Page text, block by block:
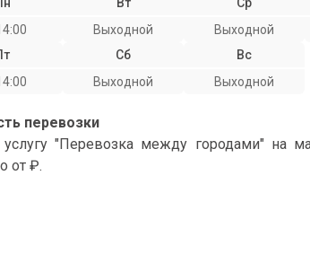
Выходной
Выходной
Сб
Выходной
Вс
Выходной
перевозки
"Перевозка между городами" на
от ₽.